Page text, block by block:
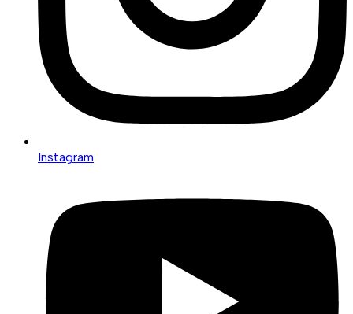
Instagram